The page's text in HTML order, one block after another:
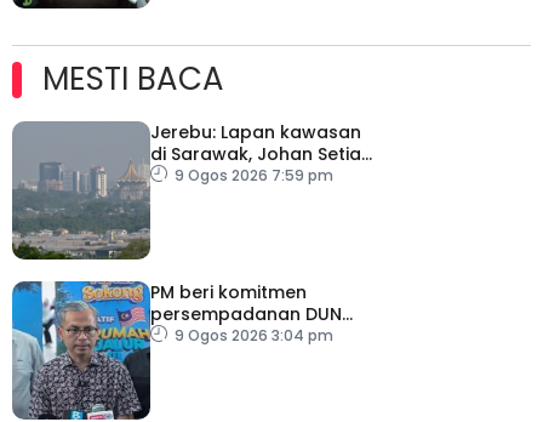
MESTI BACA
Jerebu: Lapan kawasan
di Sarawak, Johan Setia
di Selangor catat IPU
9 Ogos 2026 7:59 pm
PM beri komitmen
persempadanan DUN
Sarawak, minta laporan
9 Ogos 2026 3:04 pm